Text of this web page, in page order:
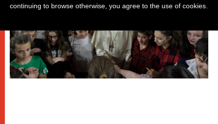
continuing to browse otherwise, you agree to the use of cookies.